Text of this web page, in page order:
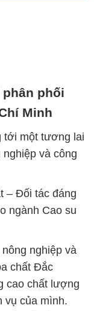
phối
Minh
tới một tương lai
và công
– Đối tác đáng
ngành Cao su
nghiệp và
chất Đắc
cao chất lượng
vụ của mình.